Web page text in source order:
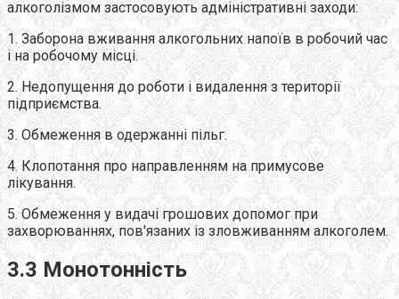
алкоголізмом застосовують адміністративні заходи:
1. Заборона вживання алкогольних напоїв в робочий час
і на робочому місці.
2. Недопущення до роботи і видалення з території
підприємства.
3. Обмеження в одержанні пільг.
4. Клопотання про направленням на примусове
лікування.
5. Обмеження у видачі грошових допомог при
захворюваннях, пов'язаних із зловживанням алкоголем.
3.3 Монотонність